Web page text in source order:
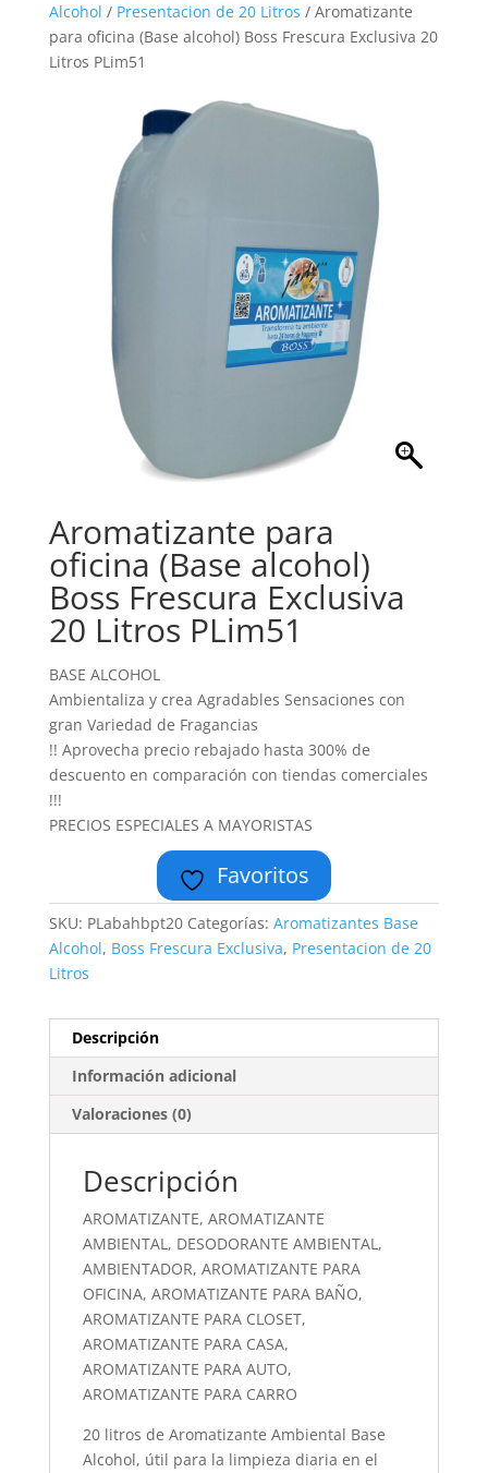
Alcohol / Presentacion de 20 Litros / Aromatizante
para oficina (Base alcohol) Boss Frescura Exclusiva 20
Litros PLim51
Aromatizante para
oficina (Base alcohol)
Boss Frescura Exclusiva
20 Litros PLim51
BASE ALCOHOL
Ambientaliza y crea Agradables Sensaciones con
gran Variedad de Fragancias
!! Aprovecha precio rebajado hasta 300% de
descuento en comparación con tiendas comerciales
!!!
PRECIOS ESPECIALES A MAYORISTAS
Favoritos
SKU: PLabahbpt20 Categorías: Aromatizantes Base
Alcohol, Boss Frescura Exclusiva, Presentacion de 20
Litros
Descripción
Información adicional
Valoraciones (0)
Descripción
AROMATIZANTE, AROMATIZANTE
AMBIENTAL, DESODORANTE AMBIENTAL,
AMBIENTADOR, AROMATIZANTE PARA
OFICINA, AROMATIZANTE PARA BAÑO,
AROMATIZANTE PARA CLOSET,
AROMATIZANTE PARA CASA,
AROMATIZANTE PARA AUTO,
AROMATIZANTE PARA CARRO
20 litros de Aromatizante Ambiental Base
Alcohol, útil para la limpieza diaria en el